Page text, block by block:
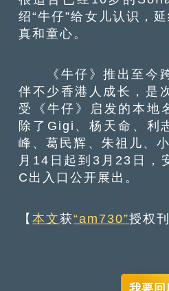
绍“牛仔”给女儿认识，
真和童心。
《牛仔》推出至今跨
伴不少香港人成长，是
受《牛仔》启发的本地
除了Gigi、杨天命、利
峰、葛民辉、朱祖儿、
月14日起到3月23日，
C出入口公开展出。
【本文获“am730”授权